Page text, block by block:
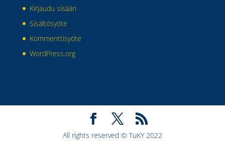
Kirjaudu sisään
Sisältösyöte
Kommenttisyöte
WordPress.org
All rights reserved © TuKY 2022